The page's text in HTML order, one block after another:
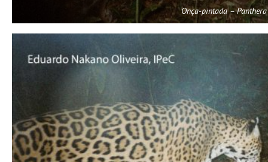
Onça-pintada –